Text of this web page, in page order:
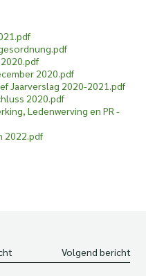
2020.pdf
Jaarverslag 2020-2021.pdf
2020.pdf
Ledenwerving en PR -
2022.pdf
Volgend bericht